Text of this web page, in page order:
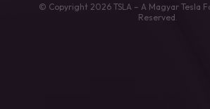
© Copyright 2026 TSLA – A Magyar Tesla
Reserved.